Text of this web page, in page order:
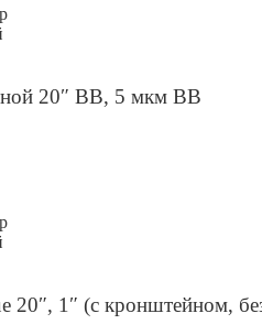
20″ BB, 5 мкм ВВ
20″, 1″ (с кронштейном,